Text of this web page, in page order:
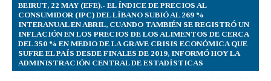
BEIRUT, 22 MAY (EFE).- EL ÍNDICE DE PRECIOS AL
CONSUMIDOR (IPC) DEL LÍBANO SUBIÓ AL 269 %
INTERANUAL EN ABRIL, CUANDO TAMBIÉN SE REGISTRÓ UN
INFLACIÓN EN LOS PRECIOS DE LOS ALIMENTOS DE CERCA
DEL 350 % EN MEDIO DE LA GRAVE CRISIS ECONÓMICA QUE
SUFRE EL PAÍS DESDE FINALES DE 2019, INFORMÓ HOY LA
ADMINISTRACIÓN CENTRAL DE ESTADÍSTICAS